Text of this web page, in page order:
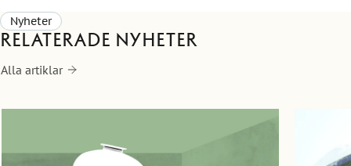
Nyheter
Relaterade nyheter
Alla artiklar